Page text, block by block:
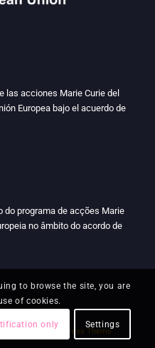
las acciones Marie Curie del
Europea bajo el acuerdo de
do programa de acções Marie
no âmbito do acordo de
by Enfold WordPress Theme
to browse the site, you are
of cookies.
only Settings